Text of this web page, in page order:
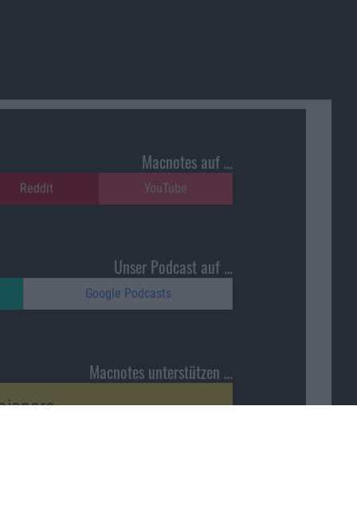
Macnotes auf …
Reddit YouTube
Unser Podcast auf …
Google Podcasts
Macnotes unterstützen …